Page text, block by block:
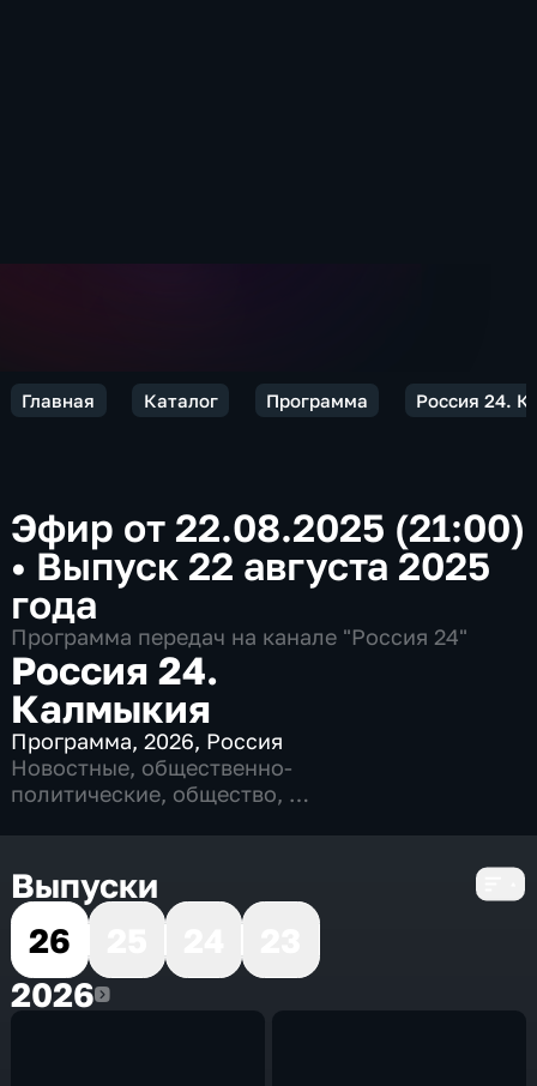
Главная Каталог Программа Россия 24.
Эфир от 22.08.2025 (21:00)
• Выпуск 22 августа 2025
года
Программа передач на канале "Россия 24"
Россия 24.
Калмыкия
Программа,2026, Россия
Новостные, общественно-
политические, общество,
Выпуски
26
20262026